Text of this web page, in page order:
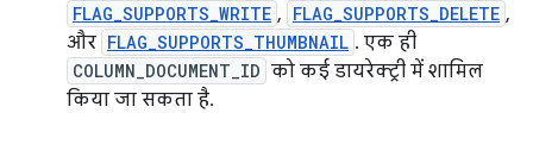
FLAG_SUPPORTS_WRITE , FLAG_SUPPORTS_DELETE ,
और FLAG_SUPPORTS_THUMBNAIL . एक ही
COLUMN_DOCUMENT_ID को कई डायरेक्ट्री में शामिल
किया जा सकता है.